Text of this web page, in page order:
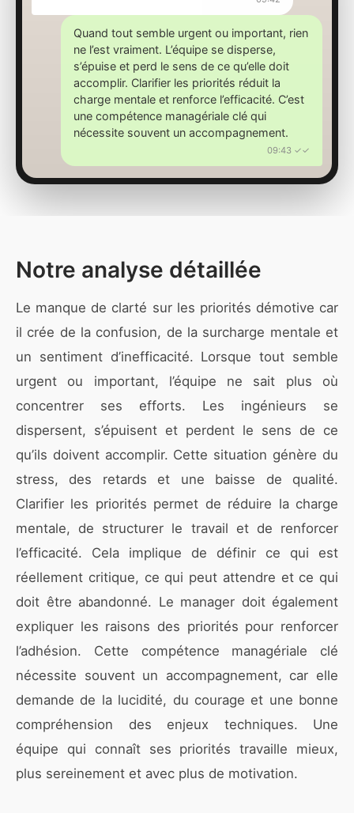
Quand tout semble urgent ou important, rien
ne l’est vraiment. L’équipe se disperse,
s’épuise et perd le sens de ce qu’elle doit
accomplir. Clarifier les priorités réduit la
charge mentale et renforce l’efficacité. C’est
une compétence managériale clé qui
nécessite souvent un accompagnement.
09:43 ✓✓
Notre analyse détaillée
Le manque de clarté sur les priorités démotive car
il crée de la confusion, de la surcharge mentale et
un sentiment d’inefficacité. Lorsque tout semble
urgent ou important, l’équipe ne sait plus où
concentrer ses efforts. Les ingénieurs se
dispersent, s’épuisent et perdent le sens de ce
qu’ils doivent accomplir. Cette situation génère du
stress, des retards et une baisse de qualité.
Clarifier les priorités permet de réduire la charge
mentale, de structurer le travail et de renforcer
l’efficacité. Cela implique de définir ce qui est
réellement critique, ce qui peut attendre et ce qui
doit être abandonné. Le manager doit également
expliquer les raisons des priorités pour renforcer
l’adhésion. Cette compétence managériale clé
nécessite souvent un accompagnement, car elle
demande de la lucidité, du courage et une bonne
compréhension des enjeux techniques. Une
équipe qui connaît ses priorités travaille mieux,
plus sereinement et avec plus de motivation.